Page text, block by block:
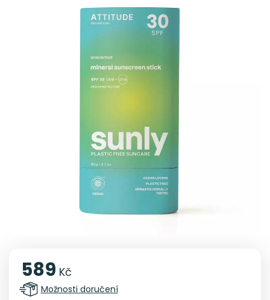
589 Kč
Možnosti doručení